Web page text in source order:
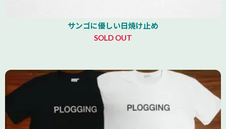
サンゴに優しい日焼け止め
SOLD OUT